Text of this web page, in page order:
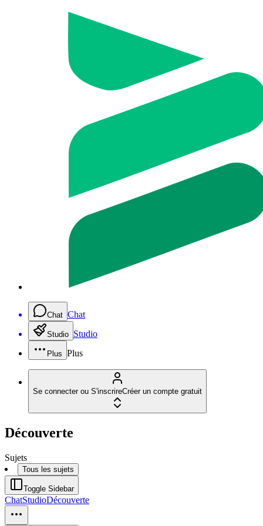
Chat Chat
Studio Studio
Plus Plus
Se connecter ou S'inscrireCréer un compte gratuit
Découverte
Sujets
Tous les sujets
Toggle Sidebar
ChatStudioDécouverte